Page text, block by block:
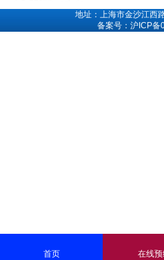
地址：上海市金沙江西
备案号：沪ICP
首页 在线预